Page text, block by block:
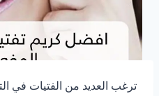
ترغب العديد من الفتيات في